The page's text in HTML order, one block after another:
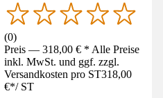
(0)
Preis — 318,00 € * Alle Preise
inkl. MwSt. und ggf. zzgl.
Versandkosten pro ST318,00
€*/ ST